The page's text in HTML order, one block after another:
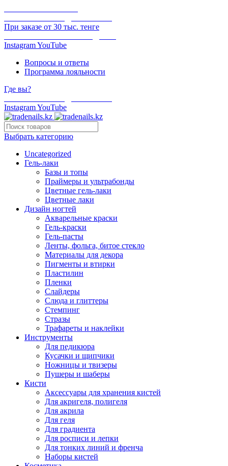
При заказе от 30 тыс. тенге
InstagramYouTube
Вопросы и ответы
Программа лояльности
Где вы?
InstagramYouTube
Выбрать категорию
Uncategorized
Гель-лаки
Базы и топы
Праймеры и ультрабонды
Цветные гель-лаки
Цветные лаки
Дизайн ногтей
Акварельные краски
Гель-краски
Гель-пасты
Ленты, фольга, битое стекло
Материалы для декора
Пигменты и втирки
Пластилин
Пленки
Слайдеры
Слюда и глиттеры
Стемпинг
Стразы
Трафареты и наклейки
Инструменты
Для педикюра
Кусачки и щипчики
Ножницы и твизеры
Пушеры и шаберы
Кисти
Аксессуары для хранения кистей
Для акригеля, полигеля
Для акрила
Для геля
Для градиента
Для росписи и лепки
Для тонких линий и френча
Наборы кистей